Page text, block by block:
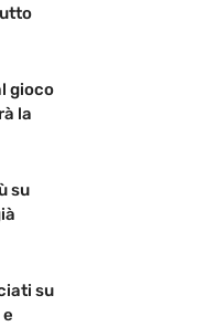
gioco
la
su
su